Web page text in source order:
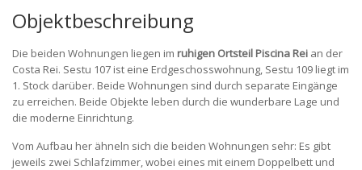
Objektbeschreibung
Die beiden Wohnungen liegen im ruhigen Ortsteil Piscina Rei an der
Costa Rei. Sestu 107 ist eine Erdgeschosswohnung, Sestu 109 liegt im
1. Stock darüber. Beide Wohnungen sind durch separate Eingänge
zu erreichen. Beide Objekte leben durch die wunderbare Lage und
die moderne Einrichtung.
Vom Aufbau her ähneln sich die beiden Wohnungen sehr: Es gibt
jeweils zwei Schlafzimmer, wobei eines mit einem Doppelbett und